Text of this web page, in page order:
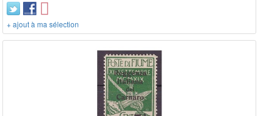
+ ajout à ma sélection